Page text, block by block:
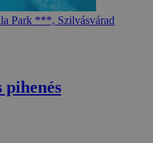
pihenés